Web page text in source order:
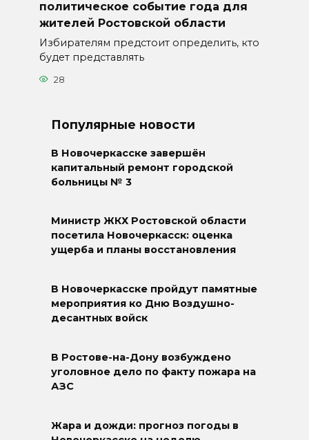
политическое событие года для
жителей Ростовской области
Избирателям предстоит определить, кто
будет представлять
28
Популярные новости
В Новочеркасске завершён
капитальный ремонт городской
больницы № 3
Министр ЖКХ Ростовской области
посетила Новочеркасск: оценка
ущерба и планы восстановления
В Новочеркасске пройдут памятные
мероприятия ко Дню Воздушно-
десантных войск
В Ростове-на-Дону возбуждено
уголовное дело по факту пожара на
АЗС
Жара и дожди: прогноз погоды в